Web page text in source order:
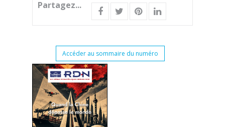
Partagez...
Accéder au sommaire du numéro